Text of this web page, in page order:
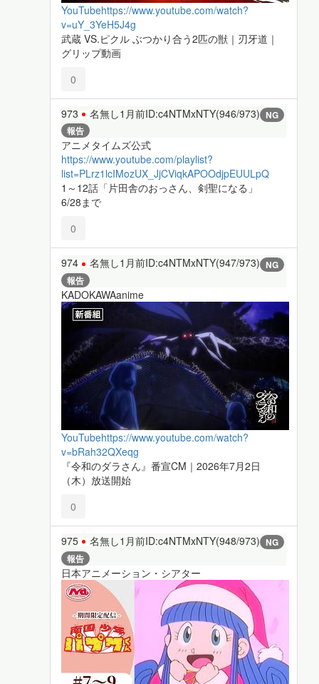
YouTubehttps://www.youtube.com/watch?
v=uY_3YeH5J4g
武蔵 VS.ピクル ぶつかり合う2匹の獣｜刃牙道｜
グリップ動画
0
973 名無し1月前ID:c4NTMxNTY(946/973) NG
報告
アニメタイムズ公式
https://www.youtube.com/playlist?
list=PLrz1lcIMozUX_JjCViqkAPOOdjpEUULpQ
1～12話「片田舎のおっさん、剣聖になる」
6/28まで
0
974 名無し1月前ID:c4NTMxNTY(947/973) NG
報告
KADOKAWAanime
YouTubehttps://www.youtube.com/watch?
v=bRah32QXeqg
『令和のダラさん』番宣CM｜2026年7月2日
（木）放送開始
0
975 名無し1月前ID:c4NTMxNTY(948/973) NG
報告
日本アニメーション・シアター